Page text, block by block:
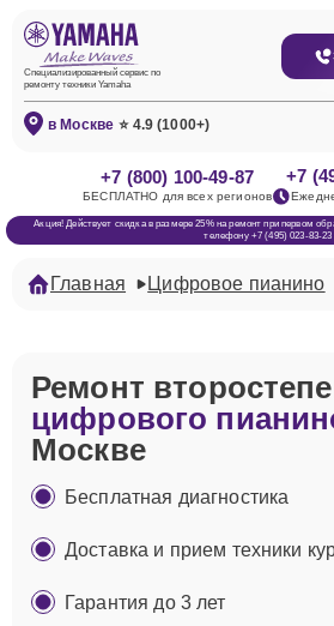
Специализированный сервис по
ремонту техники Yamaha
в Москве ⭐ 4.9 (1000+)
+7 (800) 100-49-87
БЕСПЛАТНО для всех регионов
+7
Акция! Действует скидка в размере 25% на ремонт при первом
телефону +7 (495) 023-83-23
Главная Цифровое пианино
Ремонт
цифрового
Москве
Бесплатная диагностика
Доставка и прием техники
Гарантия до 3 лет